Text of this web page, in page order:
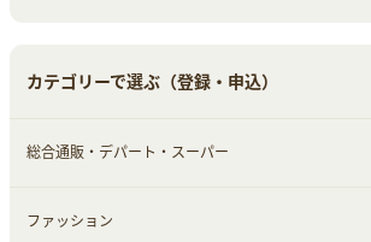
カテゴリーで選ぶ（登録・申込）
総合通販・デパート・スーパー
すべて見る
ファッション